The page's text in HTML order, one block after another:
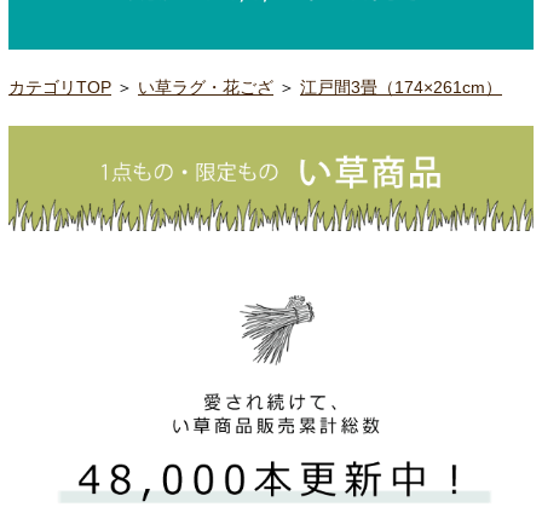
カテゴリTOP ＞ い草ラグ・花ござ ＞ 江戸間3畳（174×261cm）